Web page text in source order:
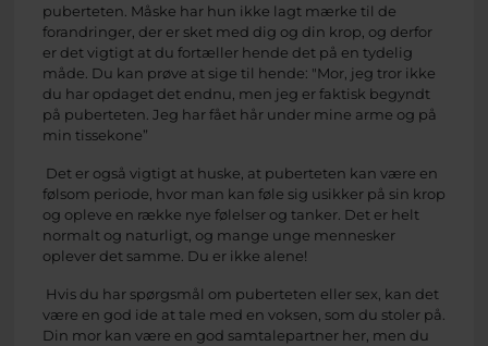
puberteten. Måske har hun ikke lagt mærke til de
forandringer, der er sket med dig og din krop, og derfor
er det vigtigt at du fortæller hende det på en tydelig
måde. Du kan prøve at sige til hende: "Mor, jeg tror ikke
du har opdaget det endnu, men jeg er faktisk begyndt
på puberteten. Jeg har fået hår under mine arme og på
min tissekone”
Det er også vigtigt at huske, at puberteten kan være en
følsom periode, hvor man kan føle sig usikker på sin krop
og opleve en række nye følelser og tanker. Det er helt
normalt og naturligt, og mange unge mennesker
oplever det samme. Du er ikke alene!
Hvis du har spørgsmål om puberteten eller sex, kan det
være en god ide at tale med en voksen, som du stoler på.
Din mor kan være en god samtalepartner her, men du